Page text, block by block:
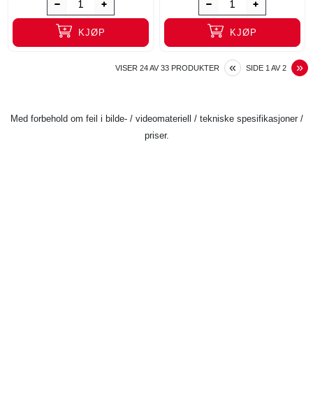
KJØP KJØP
VISER 24AV 33 PRODUKTER «PREVIOUS
SIDE 1 AV 2 »
Med forbehold om feil i bilde- / videomateriell / tekniske spesifikasjoner /
priser.